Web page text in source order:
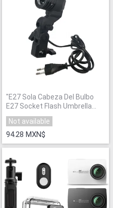
"E27 Sola Cabeza Del Bulbo
E27 Socket Flash Umbrella
Soporte Foto Soporte de
Lámpara de Iluminación De
Estudio Fotografía
Accesorios"
Not available
94.28 MXN$